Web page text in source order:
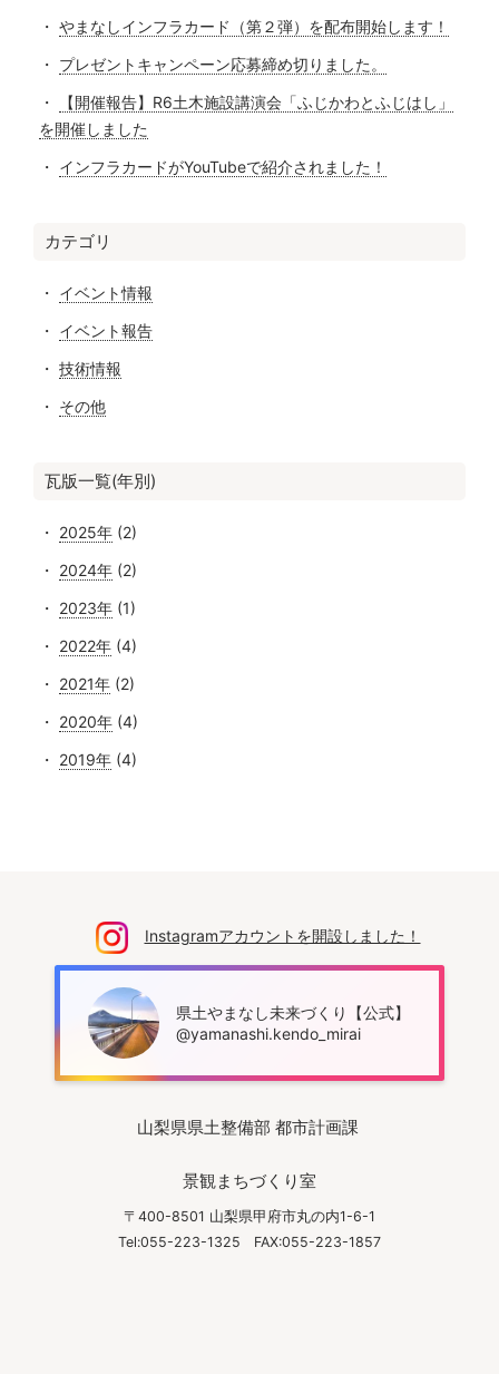
やまなしインフラカード（第２弾）を配布開始します！
プレゼントキャンペーン応募締め切りました。
【開催報告】R6土木施設講演会「ふじかわとふじはし」
を開催しました
インフラカードがYouTubeで紹介されました！
カテゴリ
イベント情報
イベント報告
技術情報
その他
瓦版一覧(年別)
2025年(2)
2024年(2)
2023年(1)
2022年(4)
2021年(2)
2020年(4)
2019年(4)
Instagramアカウントを開設しました！
県土やまなし未来づくり【公式】
@yamanashi.kendo_mirai
山梨県県土整備部 都市計画課
景観まちづくり室
〒400-8501 山梨県甲府市丸の内1-6-1
Tel:055-223-1325
FAX:055-223-1857